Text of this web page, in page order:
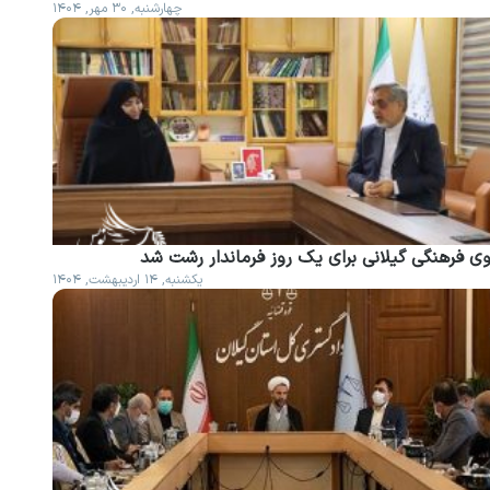
چهارشنبه, ۳۰ مهر, ۱۴۰۴
فرهنگی گیلانی برای یک روز فرماندار رشت شد
یکشنبه, ۱۴ اردیبهشت, ۱۴۰۴